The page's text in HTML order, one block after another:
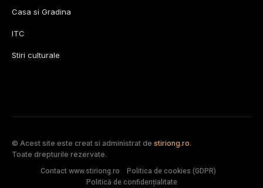
Casa si Gradina
ITC
Stiri culturale
© Acest site este creat si administrat de stiriong.ro.
Toate drepturile rezervate.
Contact www.stiriong.ro
Politica de cookies (GDPR)
Politică de confidențialitate